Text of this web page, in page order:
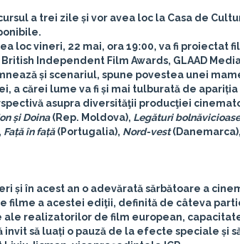
a trei zile și vor avea loc la Casa de
locvineri, 22 mai, ora 19:00, va fi proiectat
Independent Film Awards, GLAAD Media
și scenariul, spune povestea unei
a cărei lume va fi și mai tulburată de apariția
asupra diversităţii producţiei
și Doina(Rep. Moldova), Legături bolnăvicioase
Față în față(Portugalia), Nord-vest(Danemarca),
și în acest an o adevărată sărbătoare a
filme a acestei ediţii, definită de câteva
realizatorilor de film european,
să luați o pauză de la efecte speciale și